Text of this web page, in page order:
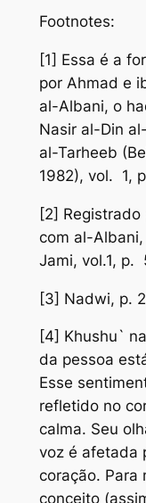
Footnotes:
[1] Essa é a
por Ahmad e
al-Albani, o
Nasir al-Din
al-Tarheeb
1982), vol. 1,
[2]
com al-
Jami, vol.1, p.
[3] Nadwi, p.
[4] Khushu`
da pessoa
Esse
refletido no
calma. Seu
voz é afetada
coração. Para
conceito